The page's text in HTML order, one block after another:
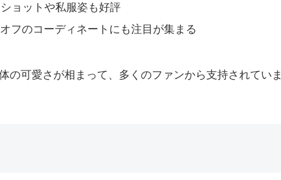
ョットや私服姿も好評
オフのコーディネートにも注目が集まる
の可愛さが相まって、多くのファンから支持されていま